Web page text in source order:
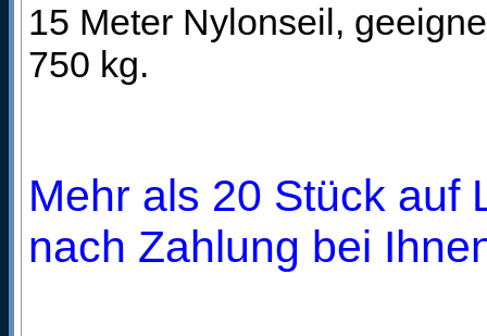
15 Meter Nylonseil,
750 kg.
Mehr als 20 Stück auf
nach Zahlung bei